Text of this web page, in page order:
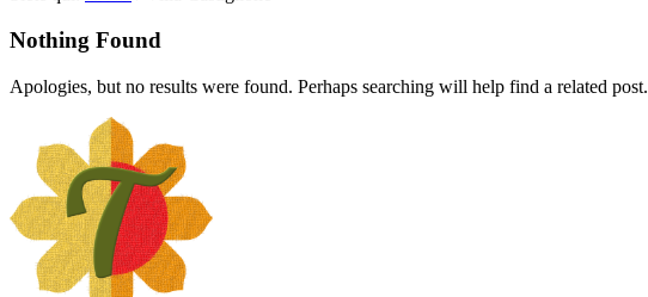
Nothing Found
Apologies, but no results were found. Perhaps searching will help find a related post.